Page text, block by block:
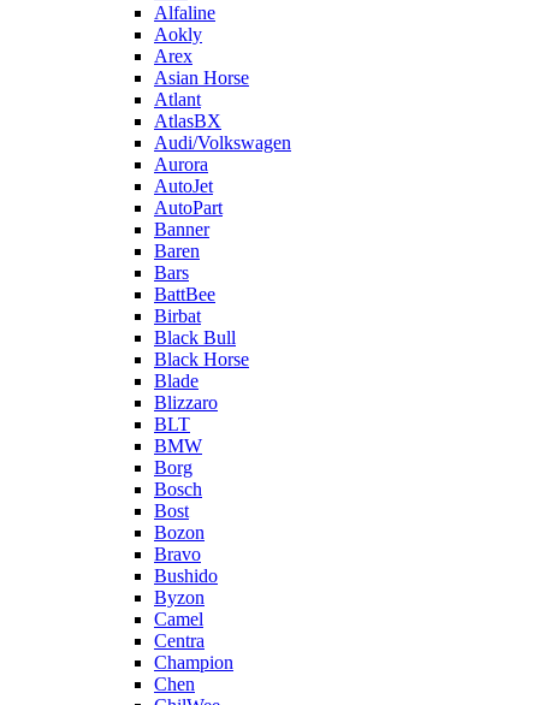
Alfaline
Aokly
Arex
Asian Horse
Atlant
AtlasBX
Audi/Volkswagen
Aurora
AutoJet
AutoPart
Banner
Baren
Bars
BattBee
Birbat
Black Bull
Black Horse
Blade
Blizzaro
BLT
BMW
Borg
Bosch
Bost
Bozon
Bravo
Bushido
Byzon
Camel
Centra
Champion
Chen